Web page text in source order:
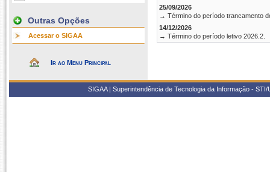
Outras Opções
Acessar o SIGAA
Ir ao Menu Principal
25/09/2026
→ Término do período trancamento
14/12/2026
→ Término do período letivo 2026.2.
SIGAA | Superintendência de Tecnologia da Informação -